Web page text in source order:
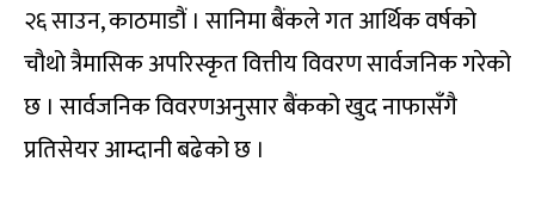
२६ साउन, काठमाडौं । सानिमा बैंकले गत आर्थिक वर्षको
चौथो त्रैमासिक अपरिस्कृत वित्तीय विवरण सार्वजनिक गरेको
छ । सार्वजनिक विवरणअनुसार बैंकको खुद नाफासँगै
प्रतिसेयर आम्दानी बढेको छ ।